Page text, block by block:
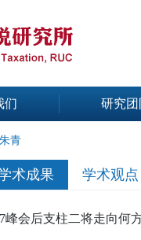
们 研究团
朱青
术成果 学术观点
峰会后支柱二将走向何